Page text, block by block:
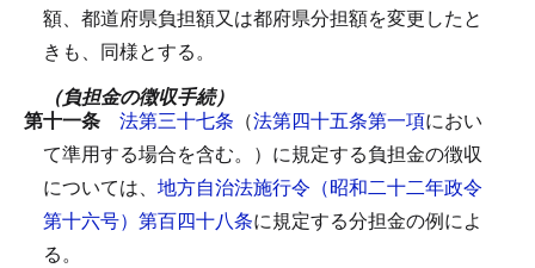
額、都道府県負担額又は都府県分担額を変更したと
きも、同様とする。
（負担金の徴収手続）
第十一条 法第三十七条 （法第四十五条第一項におい
て準用する場合を含む。）に規定する負担金の徴収
については、 地方自治法施行令（昭和二十二年政令
第十六号）第百四十八条に規定する分担金の例によ
る。